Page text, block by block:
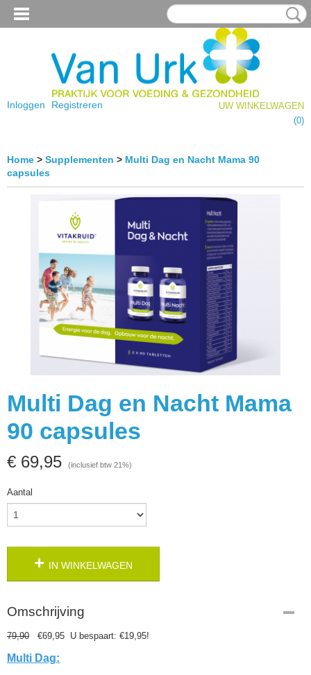
Inloggen Registreren
UW WINKELWAGEN
(0)
Home > Supplementen > Multi Dag en Nacht Mama 90
capsules
Multi Dag en Nacht Mama
90 capsules
€ 69,95 (inclusief btw 21%)
Aantal
IN WINKELWAGEN
Omschrijving
79,90 €69,95 U bespaart: €19,95!
Multi Dag: